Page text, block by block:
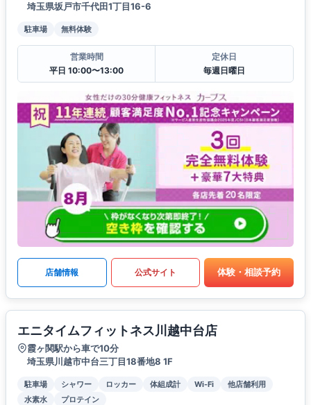
埼玉県坂戸市千代田1丁目16-6
駐車場 無料体験
営業時間
平日 10:00〜13:00
定休日
毎週日曜日
店舗情報 公式サイト 体験・相談予約
エニタイムフィットネス川越中台店
霞ヶ関駅から車で10分
埼玉県川越市中台三丁目18番地8 1F
駐車場 シャワー ロッカー 体組成計 Wi-Fi
他店舗利用
水素水
プロテイン